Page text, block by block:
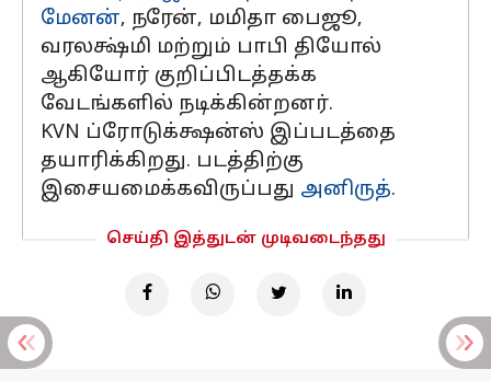
மேனன், நரேன், மமிதா பைஜூ,
வரலக்ஷ்மி மற்றும் பாபி தியோல்
ஆகியோர் குறிப்பிடத்தக்க
வேடங்களில் நடிக்கின்றனர்.
KVN ப்ரோடுக்க்ஷன்ஸ் இப்படத்தை
தயாரிக்கிறது. படத்திற்கு
இசையமைக்கவிருப்பது அனிருத்.
செய்தி இத்துடன் முடிவடைந்தது